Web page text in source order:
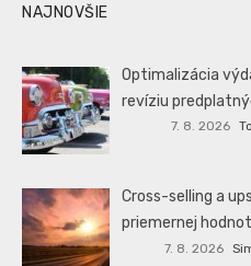
NAJNOVŠIE
Optimalizácia
revíziu
7. 8. 2026
Cross-selling a
priemernej
7. 8. 2026